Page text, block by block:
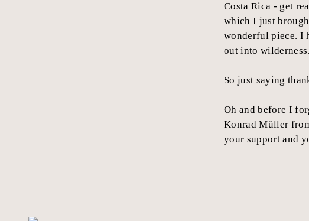
Costa Rica - get
which I just
wonderful piece. I
out into
So just saying
Oh and before I
Konrad Müller
your support and